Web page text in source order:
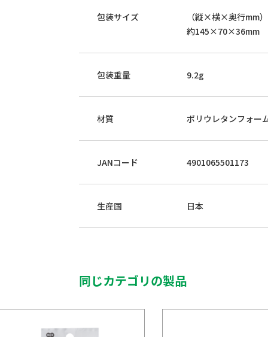
包装サイズ
（縦×横×奥行mm）
約145×70×36mm
包装重量 9.2g
材質 ポリウレタンフォー
JANコード 4901065501173
生産国 日本
同じカテゴリの製品